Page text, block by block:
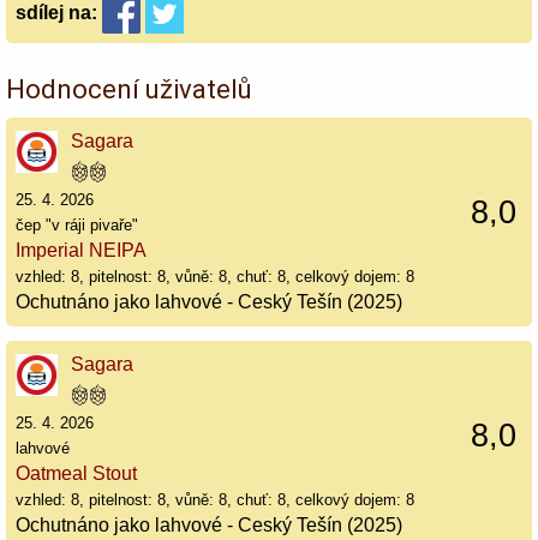
sdílej na:
Hodnocení uživatelů
Sagara
8,0
25. 4. 2026
čep "v ráji pivaře"
Imperial NEIPA
vzhled: 8, pitelnost: 8, vůně: 8, chuť: 8, celkový dojem: 8
Ochutnáno jako lahvové - Ceský Tešín (2025)
Sagara
8,0
25. 4. 2026
lahvové
Oatmeal Stout
vzhled: 8, pitelnost: 8, vůně: 8, chuť: 8, celkový dojem: 8
Ochutnáno jako lahvové - Ceský Tešín (2025)